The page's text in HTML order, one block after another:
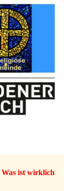
ist wirklich